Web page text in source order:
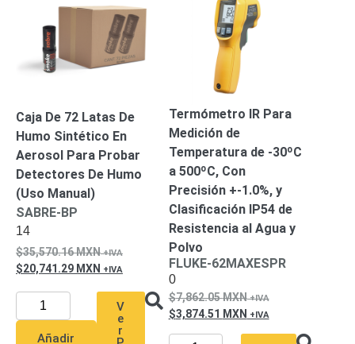
Caja De 72 Latas De
Humo Sintético En
Aerosol Para Probar
Detectores De Humo
(Uso Manual)
SABRE-BP
14
35,570.16MXN
20,741.29 MXN
Añadir
V
e
r
Termómetro IR Para
Medición de
Temperatura de -30ºC
a 500ºC, Con
Precisión +-1.0%, y
Clasificación IP54 de
Resistencia al Agua y
Polvo
FLUKE-62MAXESPR
0
7,862.05MXN
3,874.51 MXN